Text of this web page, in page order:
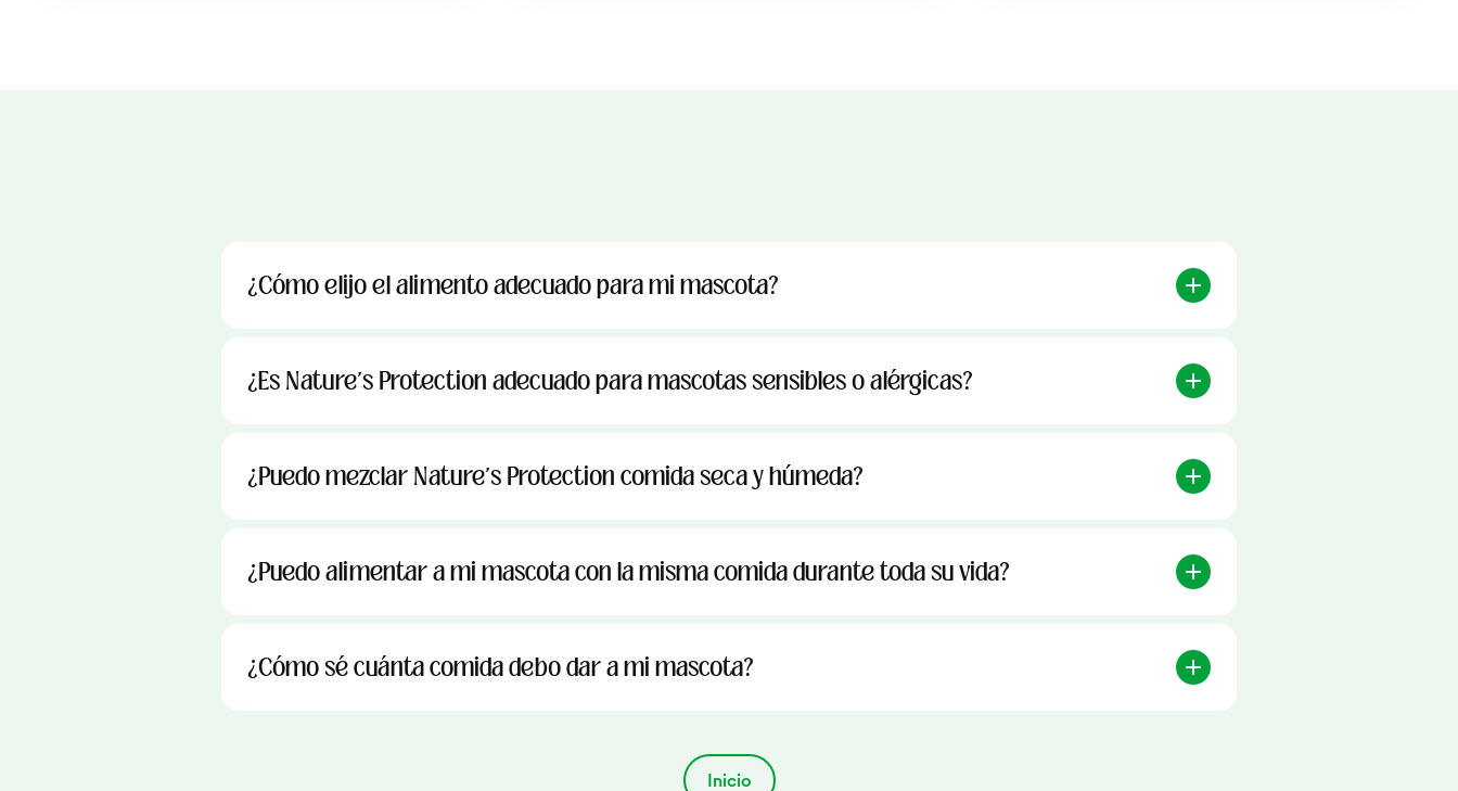
¿Cómo elijo el alimento adecuado para mi mascota?
¿Es Nature's Protection adecuado para mascotas sensibles o alérgicas?
¿Puedo mezclar Nature's Protection comida seca y húmeda?
¿Puedo alimentar a mi mascota con la misma comida durante toda su vida?
¿Cómo sé cuánta comida debo dar a mi mascota?
Inicio